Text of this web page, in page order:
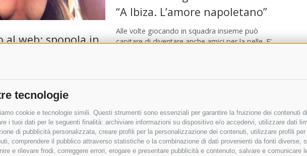
tecnologie
cookie e tecnologie simili. Questi strumenti sono essenziali per garantire la fruizione dei contenuti
i tuoi dati per le seguenti finalità: archiviare informazioni su dispositivo e/o accedervi, utilizzare dati
di pubblicità personalizzata, creare profili per la personalizzazione dei contenuti, utilizzare profili
comprendere il pubblico attraverso statistiche o la combinazione di dati provenienti da fonti
e rilevare frodi, correggere errori, erogare e presentare pubblicità e contenuto, salvare e
al web: spopola in
non era passata
|Gossip
“A Ibiza. L’amore napoletano”
Alle volte giocando in squadra insieme può
capitare di diventare anche amici per la pelle. E’